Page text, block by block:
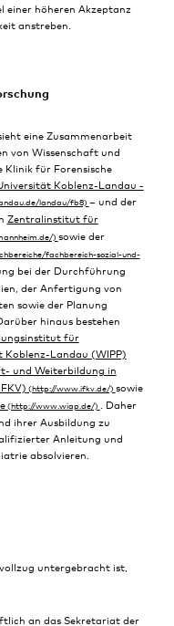
einer höheren Akzeptanz
anstreben.
eine Zusammenarbeit
von Wissenschaft und
Klinik für Forensische
Koblenz-Landau -
– und der
Zentralinstitut für
sowie der
bei der Durchführung
der Anfertigung von
sowie der Planung
hinaus bestehen
für
Koblenz-Landau (WIPP)
und Weiterbildung in
sowie
. Daher
ihrer Ausbildung zu
Anleitung und
absolvieren.
untergebracht ist,
an das Sekretariat der